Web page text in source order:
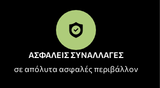
ΑΣΦΑΛΕΙΣ ΣΥΝΑΛΛΑΓΕΣ
σε απόλυτα ασφαλές περιβάλλον